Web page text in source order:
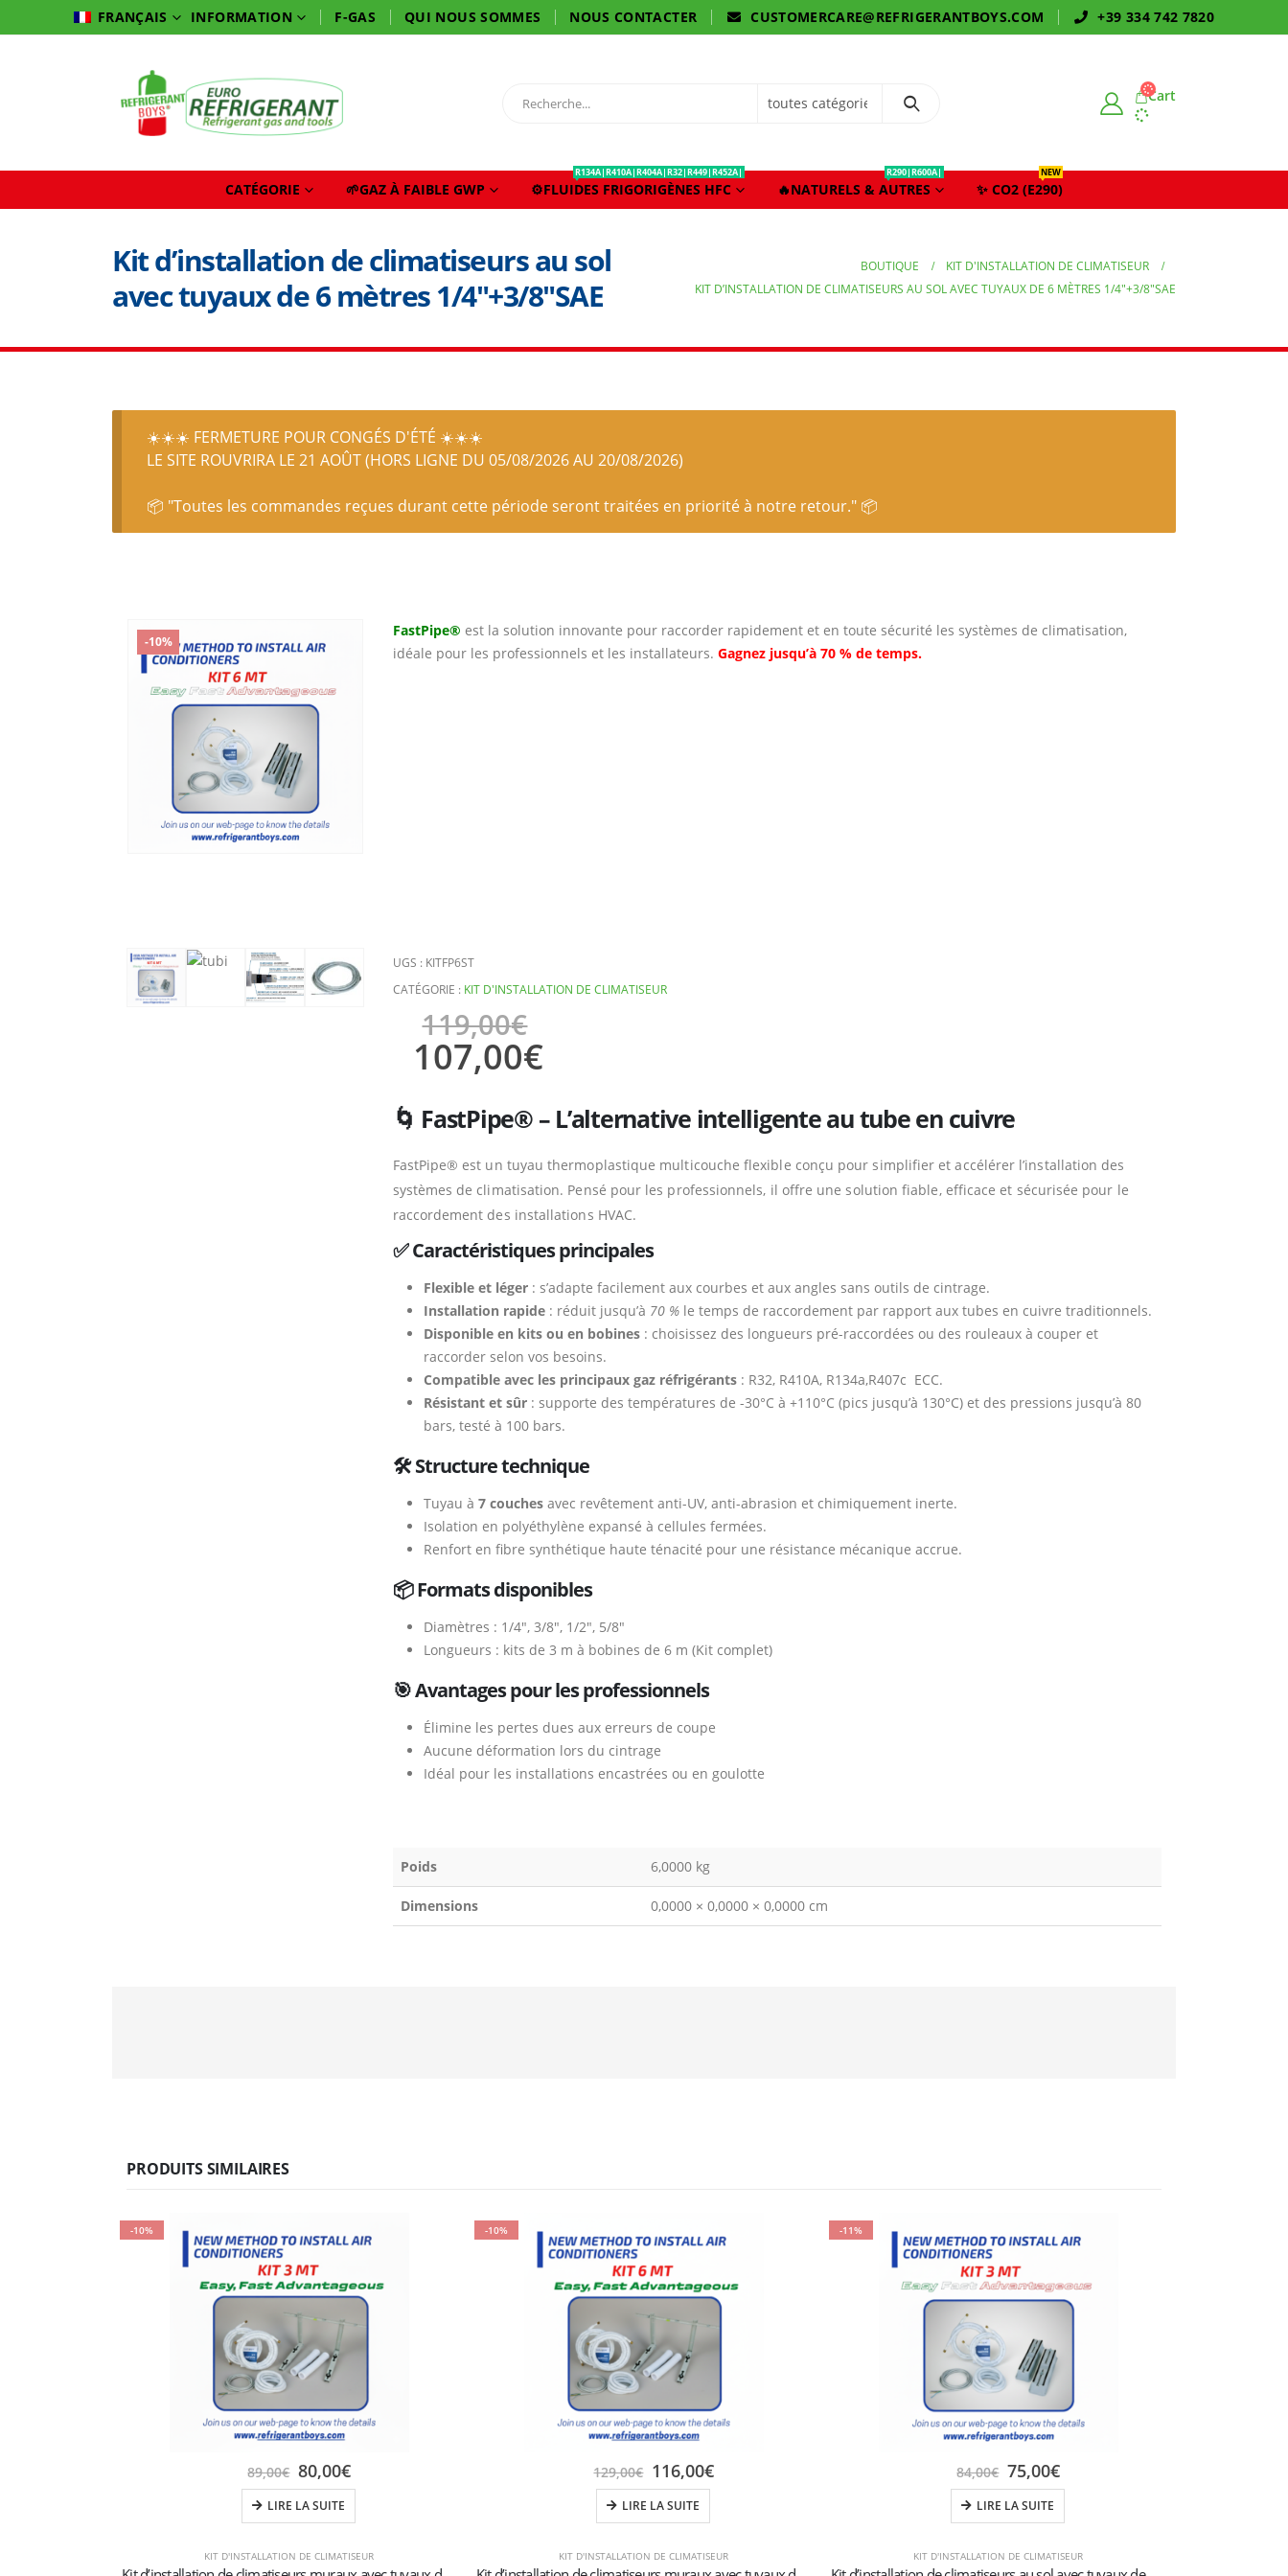
FRANÇAIS INFORMATION F-GAS QUI NOUS SOMMES NOUS CONTACTER CUSTOMERCARE@REFRIGERANTBOYS.COM +39 334 742 7820
Cart
CATÉGORIE 🌱GAZ À FAIBLE GWP ⚙️FLUIDES FRIGORIGÈNES HFC
R134A|R410A|R404A|R32|R449|R452A|
🔥NATURELS & AUTRES
R290|R600A|
✨ CO2 (E290)
NEW
Kit d’installation de climatiseurs au sol
avec tuyaux de 6 mètres 1/4″+3/8″SAE
BOUTIQUE
KIT D'INSTALLATION DE CLIMATISEUR
KIT D’INSTALLATION DE CLIMATISEURS AU SOL AVEC TUYAUX DE 6 MÈTRES 1/4″+3/8″SAE
☀️☀️☀️ FERMETURE POUR CONGÉS D'ÉTÉ ☀️☀️☀️
LE SITE ROUVRIRA LE 21 AOÛT (HORS LIGNE DU 05/08/2026 AU 20/08/2026)
📦 "Toutes les commandes reçues durant cette période seront traitées en priorité à notre retour." 📦
-10%
FastPipe® est la solution innovante pour raccorder rapidement et en toute sécurité les systèmes de climatisation,
idéale pour les professionnels et les installateurs. Gagnez jusqu’à 70 % de temps.
UGS : KITFP6ST
CATÉGORIE : KIT D'INSTALLATION DE CLIMATISEUR
119,00€
107,00€
🌀 FastPipe® – L’alternative intelligente au tube en cuivre
FastPipe® est un tuyau thermoplastique multicouche flexible conçu pour simplifier et accélérer l’installation des
systèmes de climatisation. Pensé pour les professionnels, il offre une solution fiable, efficace et sécurisée pour le
raccordement des installations HVAC.
✅ Caractéristiques principales
Flexible et léger: s’adapte facilement aux courbes et aux angles sans outils de cintrage.
Installation rapide: réduit jusqu’à 70 %le temps de raccordement par rapport aux tubes en cuivre traditionnels.
Disponible en kits ou en bobines: choisissez des longueurs pré-raccordées ou des rouleaux à couper et
raccorder selon vos besoins.
Compatible avec les principaux gaz réfrigérants: R32, R410A, R134a,R407c ECC.
Résistant et sûr: supporte des températures de -30°C à +110°C (pics jusqu’à 130°C) et des pressions jusqu’à 80
bars, testé à 100 bars.
🛠 Structure technique
Tuyau à 7 couchesavec revêtement anti-UV, anti-abrasion et chimiquement inerte.
Isolation en polyéthylène expansé à cellules fermées.
Renfort en fibre synthétique haute ténacité pour une résistance mécanique accrue.
📦 Formats disponibles
Diamètres : 1/4″, 3/8″, 1/2″, 5/8″
Longueurs : kits de 3 m à bobines de 6 m (Kit complet)
🎯 Avantages pour les professionnels
Élimine les pertes dues aux erreurs de coupe
Aucune déformation lors du cintrage
Idéal pour les installations encastrées ou en goulotte
Poids 6,0000 kg
Dimensions 0,0000 × 0,0000 × 0,0000 cm
PRODUITS SIMILAIRES
-10%
KIT D'INSTALLATION DE CLIMATISEUR
89,00€ 80,00€
LIRE LA SUITE
-10%
KIT D'INSTALLATION DE CLIMATISEUR
129,00€ 116,00€
LIRE LA SUITE
-11%
KIT D'INSTALLATION DE CLIMATISEUR
84,00€ 75,00€
LIRE LA SUITE